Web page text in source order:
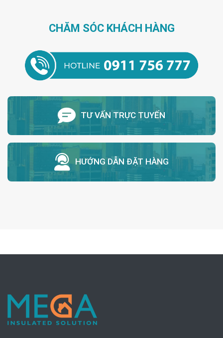
CHĂM SÓC KHÁCH HÀNG
TƯ VẤN TRỰC TUYẾN
HƯỚNG DẪN ĐẶT HÀNG